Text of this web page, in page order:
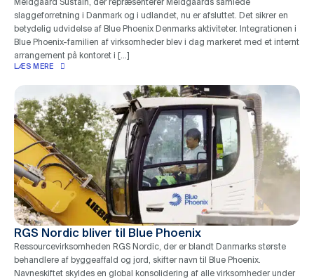
slaggeforretning i Danmark og i udlandet, nu er afsluttet. Det sikrer en
betydelig udvidelse af Blue Phoenix Denmarks aktiviteter. Integrationen i
Blue Phoenix-familien af ​​virksomheder blev i dag markeret med et internt
arrangement på kontoret i […]
LÆS MERE
RGS Nordic bliver til Blue Phoenix
Ressourcevirksomheden RGS Nordic, der er blandt Danmarks største
behandlere af byggeaffald og jord, skifter navn til Blue Phoenix.
Navneskiftet skyldes en global konsolidering af alle virksomheder under